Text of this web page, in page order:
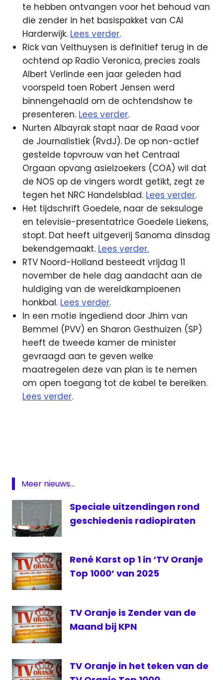
te hebben ontvangen voor het behoud van
die zender in het basispakket van CAI
Harderwijk. Lees verder.
Rick van Velthuysen is definitief terug in de
ochtend op Radio Veronica, precies zoals
Albert Verlinde een jaar geleden had
voorspeld toen Robert Jensen werd
binnengehaald om de ochtendshow te
presenteren. Lees verder.
Nurten Albayrak stapt naar de Raad voor
de Journalistiek (RvdJ). De op non-actief
gestelde topvrouw van het Centraal
Orgaan opvang asielzoekers (COA) wil dat
de NOS op de vingers wordt getikt, zegt ze
tegen het NRC Handelsblad. Lees verder.
Het tijdschrift Goedele, naar de seksuloge
en televisie-presentatrice Goedele Liekens,
stopt. Dat heeft uitgeverij Sanoma dinsdag
bekendgemaakt. Lees verder.
RTV Noord-Holland besteedt vrijdag 11
november de hele dag aandacht aan de
huldiging van de wereldkampioenen
honkbal. Lees verder.
In een motie ingediend door Jhim van
Bemmel (PVV) en Sharon Gesthuizen (SP)
heeft de tweede kamer de minister
gevraagd aan te geven welke
maatregelen deze van plan is te nemen
om open toegang tot de kabel te bereiken.
Lees verder.
News
the
RTV
Noord-
Holland
TV
Oranje
Veronica
XS4all
Meer nieuws...
Speciale uitzendingen rond
geschiedenis radiopiraten
René Karst op 1 in ‘TV Oranje
Top 1000’ van 2025
TV Oranje is Zender van de
Maand bij KPN
TV Oranje in het teken van de